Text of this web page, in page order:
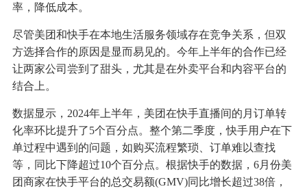
率，降低成本。
尽管美团和快手在本地生活服务领域存在竞争关系，但双
方选择合作的原因是显而易见的。今年上半年的合作已经
让两家公司尝到了甜头，尤其是在外卖平台和内容平台的
结合上。
数据显示，2024年上半年，美团在快手直播间的月订单转
化率环比提升了5个百分点。整个第二季度，快手用户在下
单过程中遇到的问题，如购买流程繁琐、订单难以查找
等，同比下降超过10个百分点。根据快手的数据，6月份美
团商家在快手平台的总交易额(GMV)同比增长超过38倍，